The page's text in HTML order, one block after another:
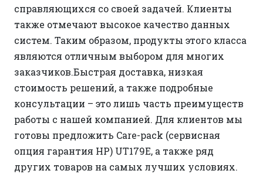
справляющихся со своей задачей. Клиенты
также отмечают высокое качество данных
систем. Таким образом, продукты этого класса
являются отличным выбором для многих
заказчиков.Быстрая доставка, низкая
стоимость решений, а также подробные
консультации – это лишь часть преимуществ
работы с нашей компанией. Для клиентов мы
готовы предложить Care-pack (сервисная
опция гарантия HP) UT179E, а также ряд
других товаров на самых лучших условиях.